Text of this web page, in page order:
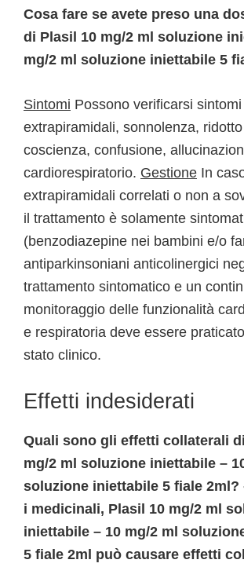
Cosa fare se avete preso una
di Plasil 10 mg/2 ml soluzione
mg/2 ml soluzione iniettabile 5
Sintomi Possono verificarsi sintomi
extrapiramidali, sonnolenza,
coscienza, confusione,
cardiorespiratorio. Gestione In
extrapiramidali correlati o non a
il trattamento è solamente
(benzodiazepine nei bambini e/o
antiparkinsoniani anticolinergici
trattamento sintomatico e un
monitoraggio delle funzionalità
e respiratoria deve essere
stato clinico.
Effetti indesiderati
Quali sono gli effetti collaterali
mg/2 ml soluzione iniettabile –
soluzione iniettabile 5 fiale 2ml?
i medicinali, Plasil 10 mg/2 ml
iniettabile – 10 mg/2 ml
5 fiale 2ml può causare effetti